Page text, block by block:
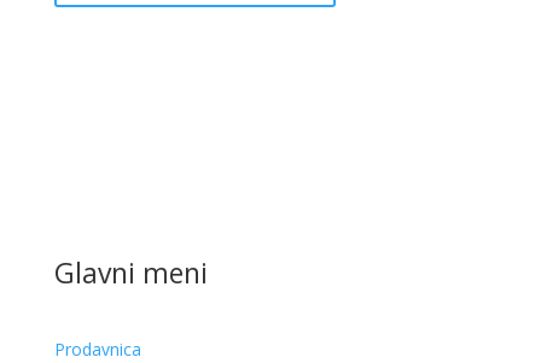
Glavni meni
Prodavnica